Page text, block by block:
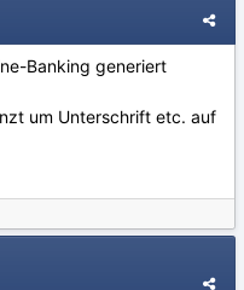
Banking generiert
um Unterschrift etc. auf